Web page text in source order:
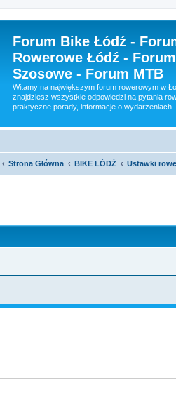
Forum Bike Łódź -
Rowerowe Łódź - Forum
Szosowe - Forum MTB
Witamy na największym forum rowerowym w
znajdziesz wszystkie odpowiedzi na pytania
praktyczne porady, informacje o wydarzeniach
Strona Główna BIKE ŁÓDŹ Ustawki